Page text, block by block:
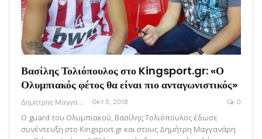
Βασίλης Τολιόπουλος στο Kingsport.gr: «Ο
Ολυμπιακός φέτος θα είναι πιο ανταγωνιστικός»
Δημήτρης Μαγγανάρης Οκτ 5, 2018 0
Ο guard του Ολυμπιακού, Βασίλης Τολιόπουλος έδωσε
συνέντευξη στο Kingsport.gr και στους Δημήτρη Μαγγανάρη